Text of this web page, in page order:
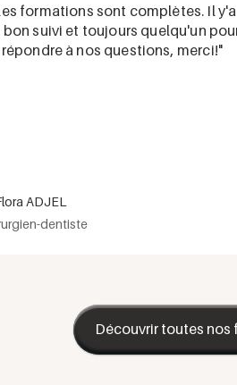
sont complètes. Il y'a
suivi et toujours quelqu'un pour
à nos questions, merci!"
ADJEL
dentiste
Découvrir toutes nos